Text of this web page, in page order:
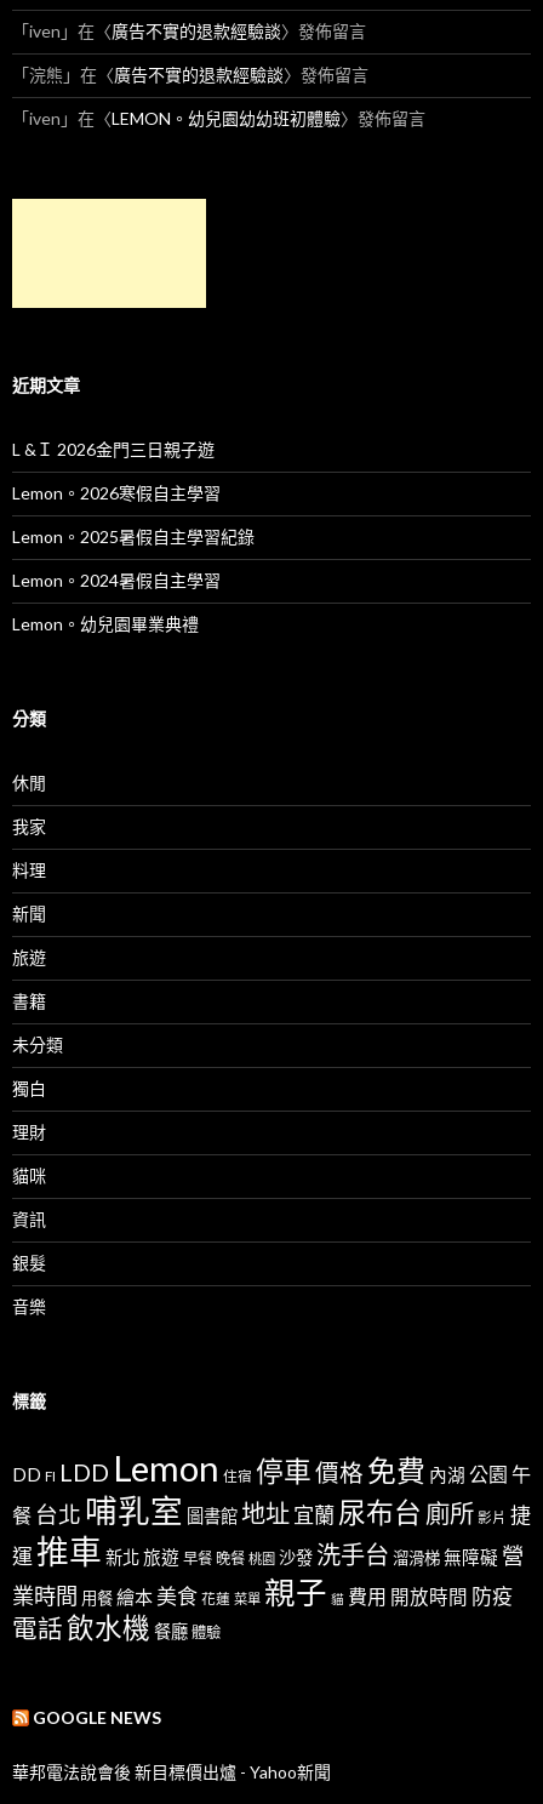
「iven 」在〈廣告不實的退款經驗談〉發佈留言
「浣熊 」在〈廣告不實的退款經驗談〉發佈留言
「iven 」在〈LEMON。幼兒園幼幼班初體驗〉發佈留言
近期文章
L &Ｉ 2026金門三日親子遊
Lemon。2026寒假自主學習
Lemon。2025暑假自主學習紀錄
Lemon。2024暑假自主學習
Lemon。幼兒園畢業典禮
分類
休閒
我家
料理
新聞
旅遊
書籍
未分類
獨白
理財
貓咪
資訊
銀髮
音樂
標籤
DD FI LDD Lemon 住宿 停車價格 免費 內湖 公園 午
餐 台北 哺乳室 圖書館地址宜蘭尿布台 廁所 影片 捷
運推車 新北旅遊 早餐 晚餐 桃園 沙發 洗手台 溜滑梯無障礙 營
業時間 用餐繪本 美食 花蓮 菜單 親子 貓 費用 開放時間 防疫
電話飲水機 餐廳 體驗
GOOGLE NEWS
華邦電法說會後 新目標價出爐 - Yahoo新聞